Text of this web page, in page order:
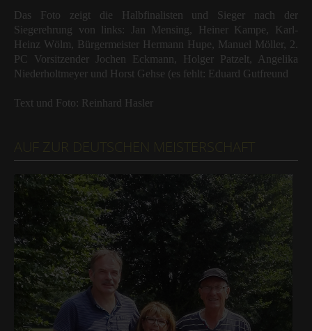
Das Foto zeigt die Halbfinalisten und Sieger nach der
Siegerehrung von links: Jan Mensing, Heiner Kampe, Karl-
Heinz Wölm, Bürgermeister Hermann Hupe, Manuel Möller, 2.
PC Vorsitzender Jochen Eckmann, Holger Patzelt, Angelika
Niederholtmeyer und Horst Gehse (es fehlt: Eduard Gutfreund
Text und Foto: Reinhard Hasler